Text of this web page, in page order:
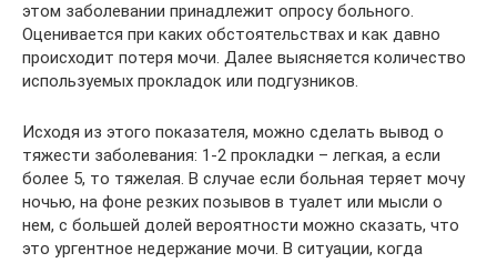
этом заболевании принадлежит опросу больного.
Оценивается при каких обстоятельствах и как давно
происходит потеря мочи. Далее выясняется количество
используемых прокладок или подгузников.
Исходя из этого показателя, можно сделать вывод о
тяжести заболевания: 1-2 прокладки – легкая, а если
более 5, то тяжелая. В случае если больная теряет мочу
ночью, на фоне резких позывов в туалет или мысли о
нем, с большей долей вероятности можно сказать, что
это ургентное недержание мочи. В ситуации, когда